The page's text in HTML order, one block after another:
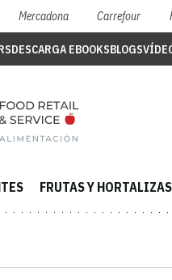
Mercadona Carrefour
DESCARGA EBOOKSBLOGS
FRUTAS Y HORTALIZAS